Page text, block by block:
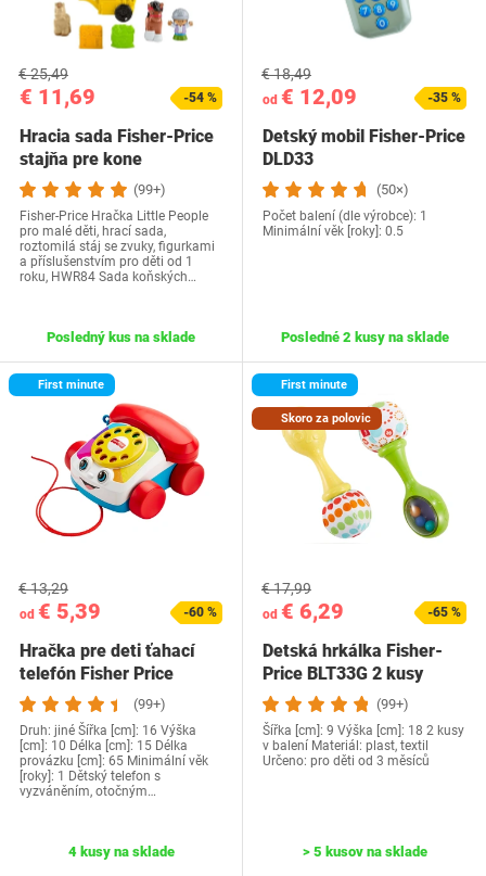
€ 11,69
€ 25,49
-54 %
Hracia sada Fisher-Price
stajňa pre kone
(99+)
Fisher-Price Hračka Little People
pro malé děti, hrací sada,
roztomilá stáj se zvuky, figurkami
a příslušenstvím pro děti od 1
roku, HWR84 Sada koňských…
Posledný kus na sklade
od € 12,09
€ 18,49
-35 %
Detský mobil Fisher-Price
DLD33
(50×)
Počet balení (dle výrobce): 1
Minimální věk [roky]: 0.5
Posledné 2 kusy na sklade
First minute
od € 5,39
€ 13,29
-60 %
Hračka pre deti ťahací
telefón Fisher Price
(99+)
Druh: jiné Šířka [cm]: 16 Výška
[cm]: 10 Délka [cm]: 15 Délka
provázku [cm]: 65 Minimální věk
[roky]: 1 Dětský telefon s
vyzváněním, otočným…
4 kusy na sklade
First minute
Skoro za polovic
od € 6,29
€ 17,99
-65 %
Detská hrkálka Fisher-
Price BLT33G 2 kusy
(99+)
Šířka [cm]: 9 Výška [cm]: 18 2 kusy
v balení Materiál: plast, textil
Určeno: pro děti od 3 měsíců
> 5 kusov na sklade